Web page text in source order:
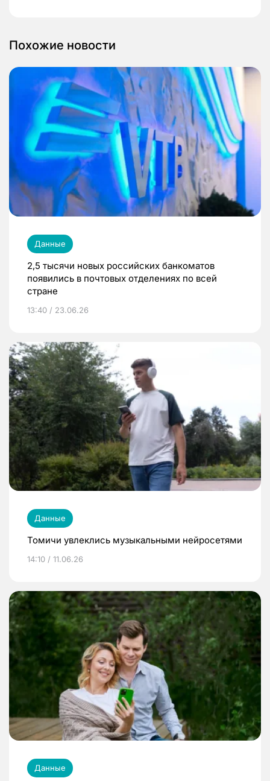
Похожие новости
Данные
2,5 тысячи новых российских банкоматов
появились в почтовых отделениях по всей
стране
13:40 / 23.06.26
Данные
Томичи увлеклись музыкальными нейросетями
14:10 / 11.06.26
Данные